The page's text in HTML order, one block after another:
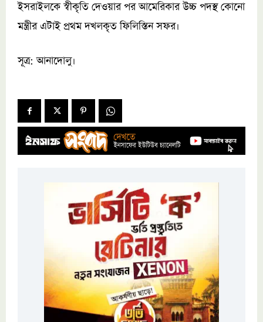
ইসরাইলকে স্বীকৃতি দেওয়ার পর আমেরিকার উচ্চ পদস্থ কোনো
মন্ত্রীর এটাই প্রথম দখলকৃত ফিলিস্তিন সফর।
সূত্র: আনাদোলু।